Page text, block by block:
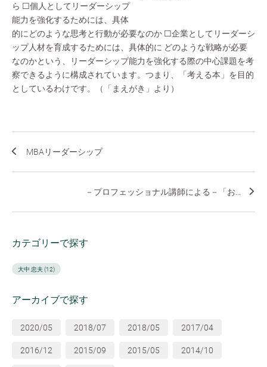
ら □個人としてリーダーシップ
能力を強化するためには、具体
的にどのような思考と行動が必要なのか □企業としてリーダーシ
ップ人材を育成するためには、具体的に どのような戦略が必要
なのかという、リーダーシップ能力を強化する際の中心課題を考
察できるように構成されています。つまり、「考える本」を目的
としているわけです。（「まえがき」より）
MBAリーダーシップ
－プロフェッショナル講師による－「お...
カテゴリーで探す
大中 忠夫 (12)
アーカイブで探す
2020/05 2018/07 2018/05 2017/04
2016/12 2015/09 2015/05 2014/10